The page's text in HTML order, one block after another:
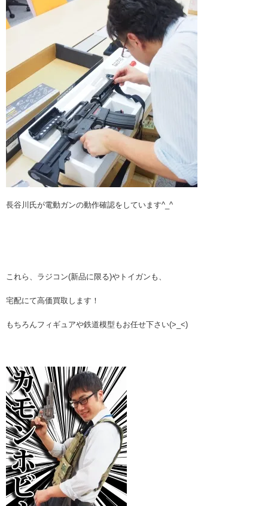
長谷川氏が電動ガンの動作確認をしています^_^
これら、ラジコン(新品に限る)やトイガンも、
宅配にて高価買取します！
もちろんフィギュアや鉄道模型もお任せ下さい(>_<)